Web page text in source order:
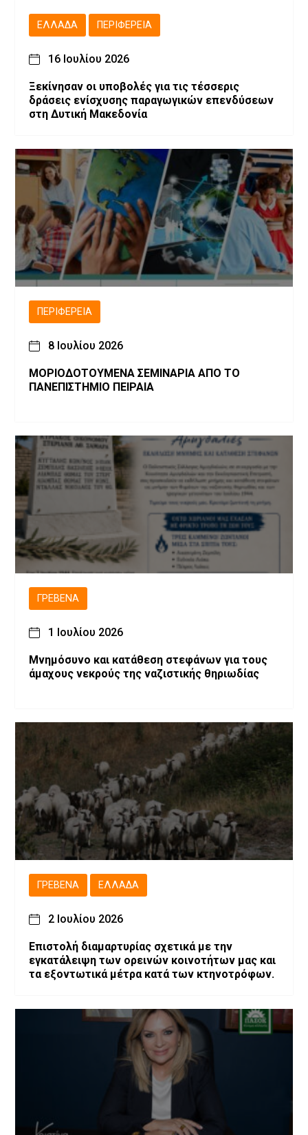
ΕΛΛΆΔΑ ΠΕΡΙΦΈΡΕΙΑ
16 Ιουλίου 2026
Ξεκίνησαν οι υποβολές για τις τέσσερις
δράσεις ενίσχυσης παραγωγικών επενδύσεων
στη Δυτική Μακεδονία
ΠΕΡΙΦΈΡΕΙΑ
8 Ιουλίου 2026
ΜΟΡΙΟΔΟΤΟΥΜΕΝΑ ΣΕΜΙΝΑΡΙΑ ΑΠΟ ΤΟ
ΠΑΝΕΠΙΣΤΗΜΙΟ ΠΕΙΡΑΙΑ
ΓΡΕΒΕΝΆ
1 Ιουλίου 2026
Μνημόσυνο και κατάθεση στεφάνων για τους
άμαχους νεκρούς της ναζιστικής θηριωδίας
ΓΡΕΒΕΝΆ ΕΛΛΆΔΑ
2 Ιουλίου 2026
Επιστολή διαμαρτυρίας σχετικά με την
εγκατάλειψη των ορεινών κοινοτήτων μας και
τα εξοντωτικά μέτρα κατά των κτηνοτρόφων.